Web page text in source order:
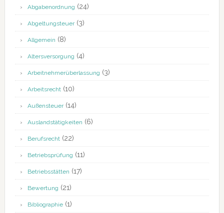
Abgabenordnung (24)
Abgeltungsteuer(3)
Allgemein (8)
Altersversorgung (4)
Arbeitnehmerüberlassung (3)
Arbeitsrecht(10)
Außensteuer(14)
Auslandstätigkeiten (6)
Berufsrecht(22)
Betriebsprüfung (11)
Betriebsstätten (17)
Bewertung (21)
Bibliographie(1)